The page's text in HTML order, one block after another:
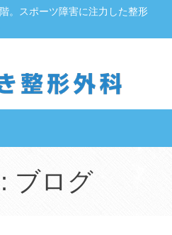
。スポーツ障害に注力した整形
ブログ